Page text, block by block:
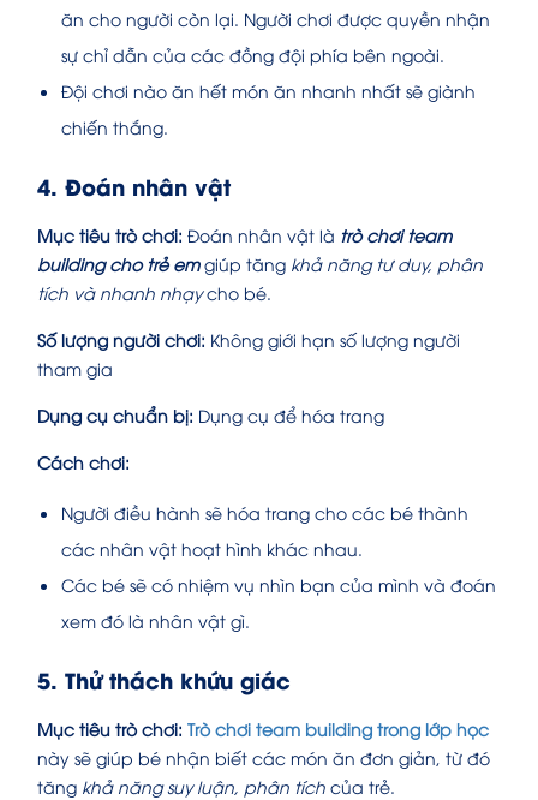
ăn cho người còn lại. Người chơi được quyền nhận
sự chỉ dẫn của các đồng đội phía bên ngoài.
Đội chơi nào ăn hết món ăn nhanh nhất sẽ giành
chiến thắng.
4. Đoán nhân vật
Mục tiêu trò chơi: Đoán nhân vật là trò chơi team
building cho trẻ emgiúp tăng khả năng tư duy, phân
tích và nhanh nhạycho bé.
Số lượng người chơi: Không giới hạn số lượng người
tham gia
Dụng cụ chuẩn bị: Dụng cụ để hóa trang
Cách chơi:
Người điều hành sẽ hóa trang cho các bé thành
các nhân vật hoạt hình khác nhau.
Các bé sẽ có nhiệm vụ nhìn bạn của mình và đoán
xem đó là nhân vật gì.
5. Thử thách khứu giác
Mục tiêu trò chơi: Trò chơi team building trong lớp học
này sẽ giúp bé nhận biết các món ăn đơn giản, từ đó
tăng khả năng suy luận, phân tích của trẻ.